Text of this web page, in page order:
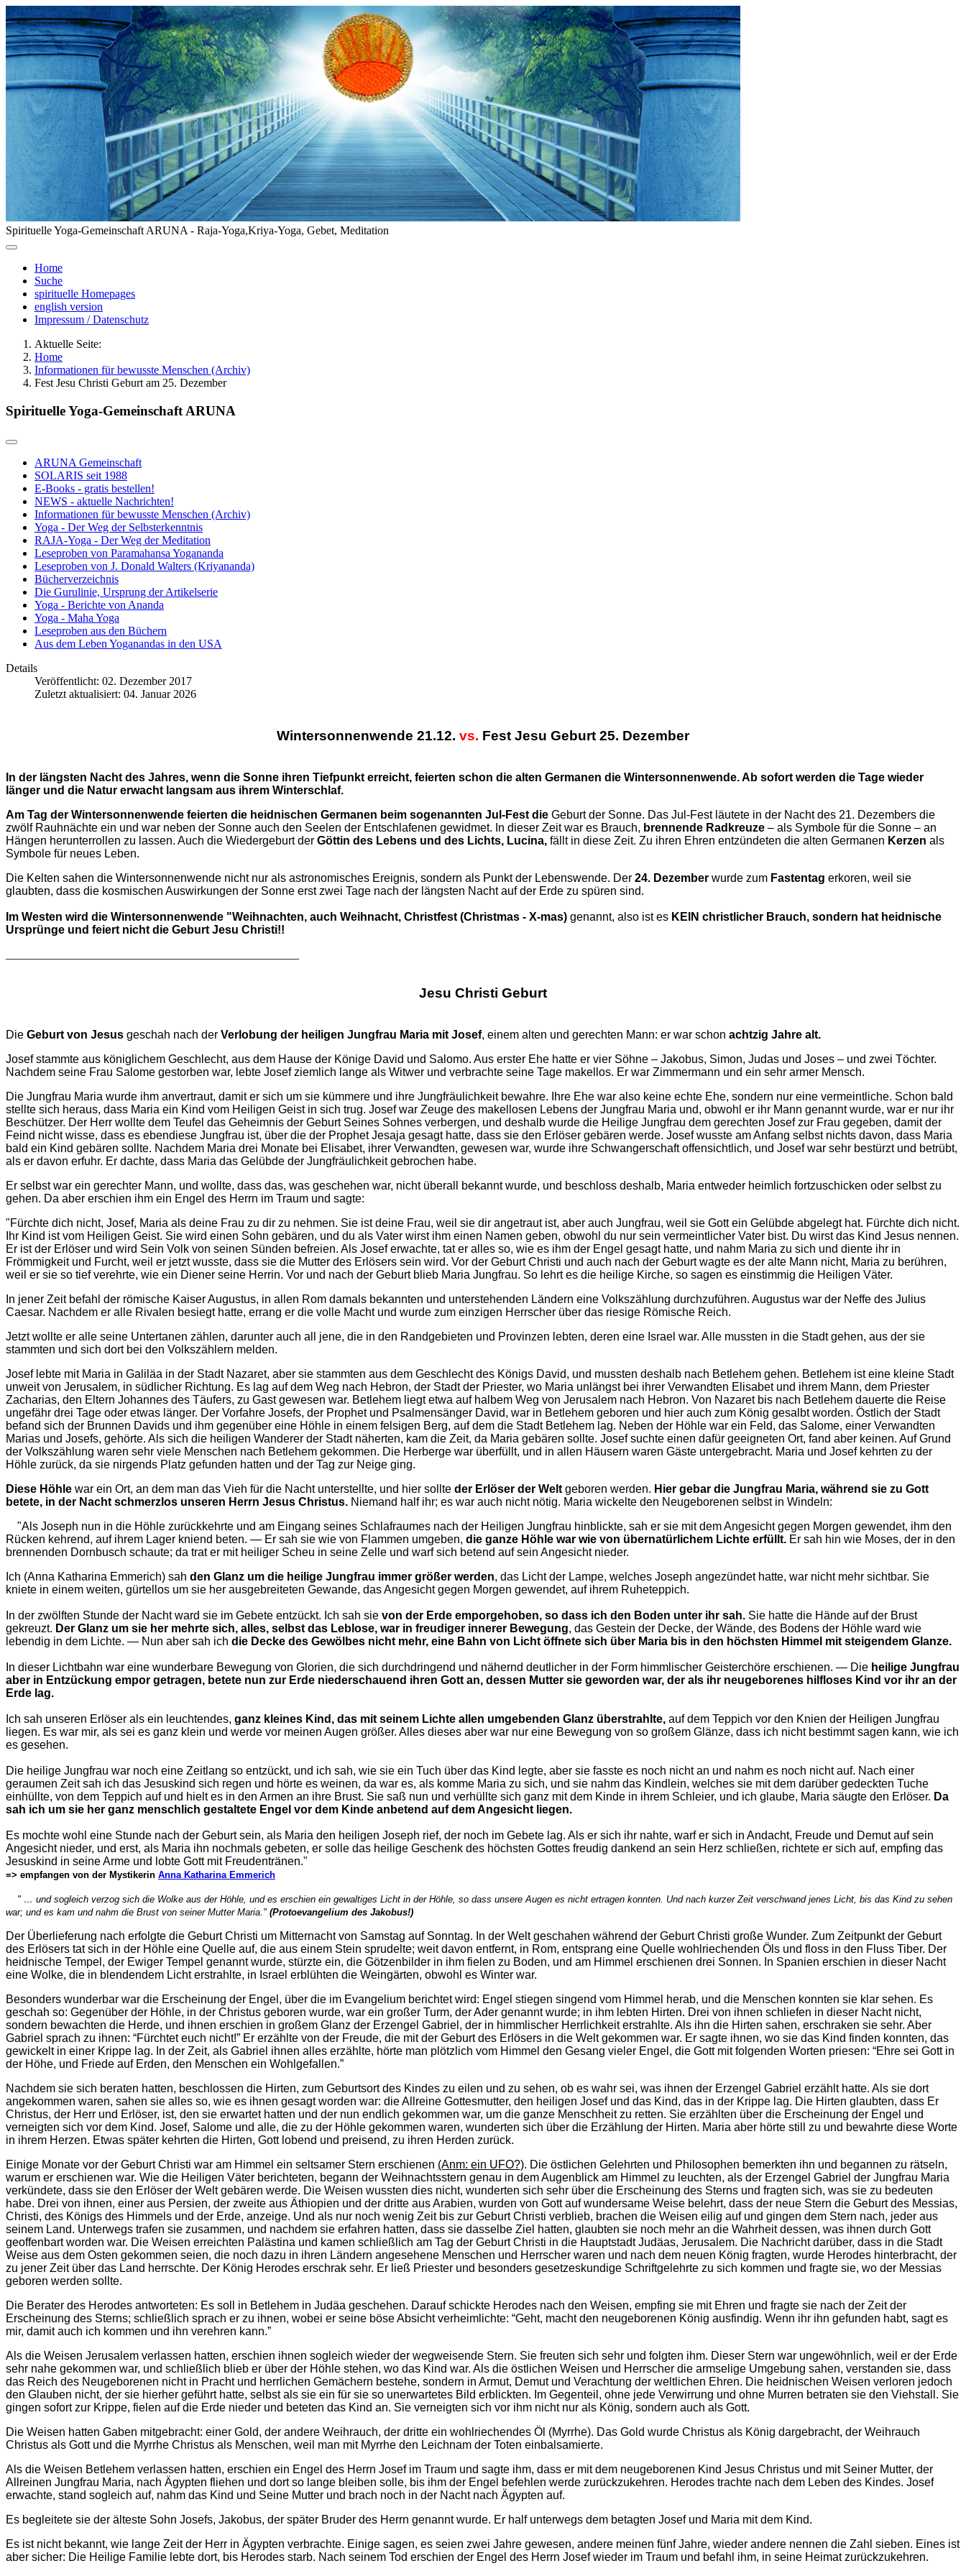
Spirituelle Yoga-Gemeinschaft ARUNA - Raja-Yoga,Kriya-Yoga, Gebet, Meditation
Home
Suche
spirituelle Homepages
english version
Impressum / Datenschutz
Aktuelle Seite:
Home
Informationen für bewusste Menschen (Archiv)
Fest Jesu Christi Geburt am 25. Dezember
Spirituelle Yoga-Gemeinschaft ARUNA
ARUNA Gemeinschaft
SOLARIS seit 1988
E-Books - gratis bestellen!
NEWS - aktuelle Nachrichten!
Informationen für bewusste Menschen (Archiv)
Yoga - Der Weg der Selbsterkenntnis
RAJA-Yoga - Der Weg der Meditation
Leseproben von Paramahansa Yogananda
Leseproben von J. Donald Walters (Kriyananda)
Bücherverzeichnis
Die Gurulinie, Ursprung der Artikelserie
Yoga - Berichte von Ananda
Yoga - Maha Yoga
Leseproben aus den Büchern
Aus dem Leben Yoganandas in den USA
Details
Veröffentlicht: 02. Dezember 2017
Zuletzt aktualisiert: 04. Januar 2026
Wintersonnenwende 21.12. vs. Fest Jesu Geburt 25. Dezember
In der längsten Nacht des Jahres, wenn die Sonne ihren Tiefpunkt erreicht, feierten schon die alten Germanen die Wintersonnenwende. Ab sofort werden die Tage wieder
länger und die Natur erwacht langsam aus ihrem Winterschlaf.
Am Tag der Wintersonnenwende feierten die heidnischen Germanen beim sogenannten Jul-Fest die Geburt der Sonne. Das Jul-Fest läutete in der Nacht des 21. Dezembers die
zwölf Rauhnächte ein und war neben der Sonne auch den Seelen der Entschlafenen gewidmet. In dieser Zeit war es Brauch, brennende Radkreuze – als Symbole für die Sonne – an
Hängen herunterrollen zu lassen. Auch die Wiedergeburt der Göttin des Lebens und des Lichts, Lucina, fällt in diese Zeit. Zu ihren Ehren entzündeten die alten Germanen Kerzen als
Symbole für neues Leben.
Die Kelten sahen die Wintersonnenwende nicht nur als astronomisches Ereignis, sondern als Punkt der Lebenswende. Der 24. Dezember wurde zum Fastentag erkoren, weil sie
glaubten, dass die kosmischen Auswirkungen der Sonne erst zwei Tage nach der längsten Nacht auf der Erde zu spüren sind.
Im Westen wird die Wintersonnenwende "Weihnachten, auch Weihnacht, Christfest (Christmas - X-mas) genannt, also ist es KEIN christlicher Brauch, sondern hat heidnische
Ursprünge und feiert nicht die Geburt Jesu Christi!!
Jesu Christi Geburt
Die Geburt von Jesus geschah nach der Verlobung der heiligen Jungfrau Maria mit Josef, einem alten und gerechten Mann: er war schon achtzig Jahre alt.
Josef stammte aus königlichem Geschlecht, aus dem Hause der Könige David und Salomo. Aus erster Ehe hatte er vier Söhne – Jakobus, Simon, Judas und Joses – und zwei Töchter.
Nachdem seine Frau Salome gestorben war, lebte Josef ziemlich lange als Witwer und verbrachte seine Tage makellos. Er war Zimmermann und ein sehr armer Mensch.
Die Jungfrau Maria wurde ihm anvertraut, damit er sich um sie kümmere und ihre Jungfräulichkeit bewahre. Ihre Ehe war also keine echte Ehe, sondern nur eine vermeintliche. Schon bald
stellte sich heraus, dass Maria ein Kind vom Heiligen Geist in sich trug. Josef war Zeuge des makellosen Lebens der Jungfrau Maria und, obwohl er ihr Mann genannt wurde, war er nur ihr
Beschützer. Der Herr wollte dem Teufel das Geheimnis der Geburt Seines Sohnes verbergen, und deshalb wurde die Heilige Jungfrau dem gerechten Josef zur Frau gegeben, damit der
Feind nicht wisse, dass es ebendiese Jungfrau ist, über die der Prophet Jesaja gesagt hatte, dass sie den Erlöser gebären werde. Josef wusste am Anfang selbst nichts davon, dass Maria
bald ein Kind gebären sollte. Nachdem Maria drei Monate bei Elisabet, ihrer Verwandten, gewesen war, wurde ihre Schwangerschaft offensichtlich, und Josef war sehr bestürzt und betrübt,
als er davon erfuhr. Er dachte, dass Maria das Gelübde der Jungfräulichkeit gebrochen habe.
Er selbst war ein gerechter Mann, und wollte, dass das, was geschehen war, nicht überall bekannt wurde, und beschloss deshalb, Maria entweder heimlich fortzuschicken oder selbst zu
gehen. Da aber erschien ihm ein Engel des Herrn im Traum und sagte:
"Fürchte dich nicht, Josef, Maria als deine Frau zu dir zu nehmen. Sie ist deine Frau, weil sie dir angetraut ist, aber auch Jungfrau, weil sie Gott ein Gelübde abgelegt hat. Fürchte dich nicht.
Ihr Kind ist vom Heiligen Geist. Sie wird einen Sohn gebären, und du als Vater wirst ihm einen Namen geben, obwohl du nur sein vermeintlicher Vater bist. Du wirst das Kind Jesus nennen.
Er ist der Erlöser und wird Sein Volk von seinen Sünden befreien. Als Josef erwachte, tat er alles so, wie es ihm der Engel gesagt hatte, und nahm Maria zu sich und diente ihr in
Frömmigkeit und Furcht, weil er jetzt wusste, dass sie die Mutter des Erlösers sein wird. Vor der Geburt Christi und auch nach der Geburt wagte es der alte Mann nicht, Maria zu berühren,
weil er sie so tief verehrte, wie ein Diener seine Herrin. Vor und nach der Geburt blieb Maria Jungfrau. So lehrt es die heilige Kirche, so sagen es einstimmig die Heiligen Väter.
In jener Zeit befahl der römische Kaiser Augustus, in allen Rom damals bekannten und unterstehenden Ländern eine Volkszählung durchzuführen. Augustus war der Neffe des Julius
Caesar. Nachdem er alle Rivalen besiegt hatte, errang er die volle Macht und wurde zum einzigen Herrscher über das riesige Römische Reich.
Jetzt wollte er alle seine Untertanen zählen, darunter auch all jene, die in den Randgebieten und Provinzen lebten, deren eine Israel war. Alle mussten in die Stadt gehen, aus der sie
stammten und sich dort bei den Volkszählern melden.
Josef lebte mit Maria in Galiläa in der Stadt Nazaret, aber sie stammten aus dem Geschlecht des Königs David, und mussten deshalb nach Betlehem gehen. Betlehem ist eine kleine Stadt
unweit von Jerusalem, in südlicher Richtung. Es lag auf dem Weg nach Hebron, der Stadt der Priester, wo Maria unlängst bei ihrer Verwandten Elisabet und ihrem Mann, dem Priester
Zacharias, den Eltern Johannes des Täufers, zu Gast gewesen war. Betlehem liegt etwa auf halbem Weg von Jerusalem nach Hebron. Von Nazaret bis nach Betlehem dauerte die Reise
ungefähr drei Tage oder etwas länger. Der Vorfahre Josefs, der Prophet und Psalmensänger David, war in Betlehem geboren und hier auch zum König gesalbt worden. Östlich der Stadt
befand sich der Brunnen Davids und ihm gegenüber eine Höhle in einem felsigen Berg, auf dem die Stadt Betlehem lag. Neben der Höhle war ein Feld, das Salome, einer Verwandten
Marias und Josefs, gehörte. Als sich die heiligen Wanderer der Stadt näherten, kam die Zeit, da Maria gebären sollte. Josef suchte einen dafür geeigneten Ort, fand aber keinen. Auf Grund
der Volkszählung waren sehr viele Menschen nach Betlehem gekommen. Die Herberge war überfüllt, und in allen Häusern waren Gäste untergebracht. Maria und Josef kehrten zu der
Höhle zurück, da sie nirgends Platz gefunden hatten und der Tag zur Neige ging.
Diese Höhle war ein Ort, an dem man das Vieh für die Nacht unterstellte, und hier sollte der Erlöser der Weltgeboren werden. Hier gebar die Jungfrau Maria, während sie zu Gott
betete, in der Nacht schmerzlos unseren Herrn Jesus Christus. Niemand half ihr; es war auch nicht nötig. Maria wickelte den Neugeborenen selbst in Windeln:
"Als Joseph nun in die Höhle zurückkehrte und am Eingang seines Schlafraumes nach der Heiligen Jungfrau hinblickte, sah er sie mit dem Angesicht gegen Morgen gewendet, ihm den
Rücken kehrend, auf ihrem Lager kniend beten. — Er sah sie wie von Flammen umgeben, die ganze Höhle war wie von übernatürlichem Lichte erfüllt. Er sah hin wie Moses, der in den
brennenden Dornbusch schaute; da trat er mit heiliger Scheu in seine Zelle und warf sich betend auf sein Angesicht nieder.
Ich (Anna Katharina Emmerich) sah den Glanz um die heilige Jungfrau immer größer werden, das Licht der Lampe, welches Joseph angezündet hatte, war nicht mehr sichtbar. Sie
kniete in einem weiten, gürtellos um sie her ausgebreiteten Gewande, das Angesicht gegen Morgen gewendet, auf ihrem Ruheteppich.
In der zwölften Stunde der Nacht ward sie im Gebete entzückt. Ich sah sie von der Erde emporgehoben, so dass ich den Boden unter ihr sah. Sie hatte die Hände auf der Brust
gekreuzt. Der Glanz um sie her mehrte sich, alles, selbst das Leblose, war in freudiger innerer Bewegung, das Gestein der Decke, der Wände, des Bodens der Höhle ward wie
lebendig in dem Lichte. — Nun aber sah ich die Decke des Gewölbes nicht mehr, eine Bahn von Licht öffnete sich über Maria bis in den höchsten Himmel mit steigendem Glanze.
In dieser Lichtbahn war eine wunderbare Bewegung von Glorien, die sich durchdringend und nähernd deutlicher in der Form himmlischer Geisterchöre erschienen. — Die heilige Jungfrau
aber in Entzückung empor getragen, betete nun zur Erde niederschauend ihren Gott an, dessen Mutter sie geworden war, der als ihr neugeborenes hilfloses Kind vor ihr an der
Erde lag.
Ich sah unseren Erlöser als ein leuchtendes, ganz kleines Kind, das mit seinem Lichte allen umgebenden Glanz überstrahlte, auf dem Teppich vor den Knien der Heiligen Jungfrau
liegen. Es war mir, als sei es ganz klein und werde vor meinen Augen größer. Alles dieses aber war nur eine Bewegung von so großem Glänze, dass ich nicht bestimmt sagen kann, wie ich
es gesehen.
Die heilige Jungfrau war noch eine Zeitlang so entzückt, und ich sah, wie sie ein Tuch über das Kind legte, aber sie fasste es noch nicht an und nahm es noch nicht auf. Nach einer
geraumen Zeit sah ich das Jesuskind sich regen und hörte es weinen, da war es, als komme Maria zu sich, und sie nahm das Kindlein, welches sie mit dem darüber gedeckten Tuche
einhüllte, von dem Teppich auf und hielt es in den Armen an ihre Brust. Sie saß nun und verhüllte sich ganz mit dem Kinde in ihrem Schleier, und ich glaube, Maria säugte den Erlöser. Da
sah ich um sie her ganz menschlich gestaltete Engel vor dem Kinde anbetend auf dem Angesicht liegen.
Es mochte wohl eine Stunde nach der Geburt sein, als Maria den heiligen Joseph rief, der noch im Gebete lag. Als er sich ihr nahte, warf er sich in Andacht, Freude und Demut auf sein
Angesicht nieder, und erst, als Maria ihn nochmals gebeten, er solle das heilige Geschenk des höchsten Gottes freudig dankend an sein Herz schließen, richtete er sich auf, empfing das
Jesuskind in seine Arme und lobte Gott mit Freudentränen."
=> empfangen von der Mystikerin Anna Katharina Emmerich
" … und sogleich verzog sich die Wolke aus der Höhle, und es erschien ein gewaltiges Licht in der Höhle, so dass unsere Augen es nicht ertragen konnten. Und nach kurzer Zeit verschwand jenes Licht, bis das Kind zu sehen
war; und es kam und nahm die Brust von seiner Mutter Maria." (Protoevangelium des Jakobus!)
Der Überlieferung nach erfolgte die Geburt Christi um Mitternacht von Samstag auf Sonntag. In der Welt geschahen während der Geburt Christi große Wunder. Zum Zeitpunkt der Geburt
des Erlösers tat sich in der Höhle eine Quelle auf, die aus einem Stein sprudelte; weit davon entfernt, in Rom, entsprang eine Quelle wohlriechenden Öls und floss in den Fluss Tiber. Der
heidnische Tempel, der Ewiger Tempel genannt wurde, stürzte ein, die Götzenbilder in ihm fielen zu Boden, und am Himmel erschienen drei Sonnen. In Spanien erschien in dieser Nacht
eine Wolke, die in blendendem Licht erstrahlte, in Israel erblühten die Weingärten, obwohl es Winter war.
Besonders wunderbar war die Erscheinung der Engel, über die im Evangelium berichtet wird: Engel stiegen singend vom Himmel herab, und die Menschen konnten sie klar sehen. Es
geschah so: Gegenüber der Höhle, in der Christus geboren wurde, war ein großer Turm, der Ader genannt wurde; in ihm lebten Hirten. Drei von ihnen schliefen in dieser Nacht nicht,
sondern bewachten die Herde, und ihnen erschien in großem Glanz der Erzengel Gabriel, der in himmlischer Herrlichkeit erstrahlte. Als ihn die Hirten sahen, erschraken sie sehr. Aber
Gabriel sprach zu ihnen: “Fürchtet euch nicht!” Er erzählte von der Freude, die mit der Geburt des Erlösers in die Welt gekommen war. Er sagte ihnen, wo sie das Kind finden konnten, das
gewickelt in einer Krippe lag. In der Zeit, als Gabriel ihnen alles erzählte, hörte man plötzlich vom Himmel den Gesang vieler Engel, die Gott mit folgenden Worten priesen: “Ehre sei Gott in
der Höhe, und Friede auf Erden, den Menschen ein Wohlgefallen.”
Nachdem sie sich beraten hatten, beschlossen die Hirten, zum Geburtsort des Kindes zu eilen und zu sehen, ob es wahr sei, was ihnen der Erzengel Gabriel erzählt hatte. Als sie dort
angekommen waren, sahen sie alles so, wie es ihnen gesagt worden war: die Allreine Gottesmutter, den heiligen Josef und das Kind, das in der Krippe lag. Die Hirten glaubten, dass Er
Christus, der Herr und Erlöser, ist, den sie erwartet hatten und der nun endlich gekommen war, um die ganze Menschheit zu retten. Sie erzählten über die Erscheinung der Engel und
verneigten sich vor dem Kind. Josef, Salome und alle, die zu der Höhle gekommen waren, wunderten sich über die Erzählung der Hirten. Maria aber hörte still zu und bewahrte diese Worte
in ihrem Herzen. Etwas später kehrten die Hirten, Gott lobend und preisend, zu ihren Herden zurück.
Einige Monate vor der Geburt Christi war am Himmel ein seltsamer Stern erschienen (Anm: ein UFO?). Die östlichen Gelehrten und Philosophen bemerkten ihn und begannen zu rätseln,
warum er erschienen war. Wie die Heiligen Väter berichteten, begann der Weihnachtsstern genau in dem Augenblick am Himmel zu leuchten, als der Erzengel Gabriel der Jungfrau Maria
verkündete, dass sie den Erlöser der Welt gebären werde. Die Weisen wussten dies nicht, wunderten sich sehr über die Erscheinung des Sterns und fragten sich, was sie zu bedeuten
habe. Drei von ihnen, einer aus Persien, der zweite aus Äthiopien und der dritte aus Arabien, wurden von Gott auf wundersame Weise belehrt, dass der neue Stern die Geburt des Messias,
Christi, des Königs des Himmels und der Erde, anzeige. Und als nur noch wenig Zeit bis zur Geburt Christi verblieb, brachen die Weisen eilig auf und gingen dem Stern nach, jeder aus
seinem Land. Unterwegs trafen sie zusammen, und nachdem sie erfahren hatten, dass sie dasselbe Ziel hatten, glaubten sie noch mehr an die Wahrheit dessen, was ihnen durch Gott
geoffenbart worden war. Die Weisen erreichten Palästina und kamen schließlich am Tag der Geburt Christi in die Hauptstadt Judäas, Jerusalem. Die Nachricht darüber, dass in die Stadt
Weise aus dem Osten gekommen seien, die noch dazu in ihren Ländern angesehene Menschen und Herrscher waren und nach dem neuen König fragten, wurde Herodes hinterbracht, der
zu jener Zeit über das Land herrschte. Der König Herodes erschrak sehr. Er ließ Priester und besonders gesetzeskundige Schriftgelehrte zu sich kommen und fragte sie, wo der Messias
geboren werden sollte.
Die Berater des Herodes antworteten: Es soll in Betlehem in Judäa geschehen. Darauf schickte Herodes nach den Weisen, empfing sie mit Ehren und fragte sie nach der Zeit der
Erscheinung des Sterns; schließlich sprach er zu ihnen, wobei er seine böse Absicht verheimlichte: “Geht, macht den neugeborenen König ausfindig. Wenn ihr ihn gefunden habt, sagt es
mir, damit auch ich kommen und ihn verehren kann.”
Als die Weisen Jerusalem verlassen hatten, erschien ihnen sogleich wieder der wegweisende Stern. Sie freuten sich sehr und folgten ihm. Dieser Stern war ungewöhnlich, weil er der Erde
sehr nahe gekommen war, und schließlich blieb er über der Höhle stehen, wo das Kind war. Als die östlichen Weisen und Herrscher die armselige Umgebung sahen, verstanden sie, dass
das Reich des Neugeborenen nicht in Pracht und herrlichen Gemächern bestehe, sondern in Armut, Demut und Verachtung der weltlichen Ehren. Die heidnischen Weisen verloren jedoch
den Glauben nicht, der sie hierher geführt hatte, selbst als sie ein für sie so unerwartetes Bild erblickten. Im Gegenteil, ohne jede Verwirrung und ohne Murren betraten sie den Viehstall. Sie
gingen sofort zur Krippe, fielen auf die Erde nieder und beteten das Kind an. Sie verneigten sich vor ihm nicht nur als König, sondern auch als Gott.
Die Weisen hatten Gaben mitgebracht: einer Gold, der andere Weihrauch, der dritte ein wohlriechendes Öl (Myrrhe). Das Gold wurde Christus als König dargebracht, der Weihrauch
Christus als Gott und die Myrrhe Christus als Menschen, weil man mit Myrrhe den Leichnam der Toten einbalsamierte.
Als die Weisen Betlehem verlassen hatten, erschien ein Engel des Herrn Josef im Traum und sagte ihm, dass er mit dem neugeborenen Kind Jesus Christus und mit Seiner Mutter, der
Allreinen Jungfrau Maria, nach Ägypten fliehen und dort so lange bleiben solle, bis ihm der Engel befehlen werde zurückzukehren. Herodes trachte nach dem Leben des Kindes. Josef
erwachte, stand sogleich auf, nahm das Kind und Seine Mutter und brach noch in der Nacht nach Ägypten auf.
Es begleitete sie der älteste Sohn Josefs, Jakobus, der später Bruder des Herrn genannt wurde. Er half unterwegs dem betagten Josef und Maria mit dem Kind.
Es ist nicht bekannt, wie lange Zeit der Herr in Ägypten verbrachte. Einige sagen, es seien zwei Jahre gewesen, andere meinen fünf Jahre, wieder andere nennen die Zahl sieben. Eines ist
aber sicher: Die Heilige Familie lebte dort, bis Herodes starb. Nach seinem Tod erschien der Engel des Herrn Josef wieder im Traum und befahl ihm, in seine Heimat zurückzukehren.